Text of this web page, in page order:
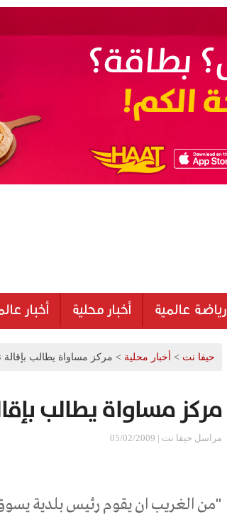
رياضة عالمية أخبار محلية أخبار
حيفا نت > أخبار محلية > مركز مساواة يطالب بإقالة
مركز مساواة يطالب
مراسل حيفا نت | 05/02/2009
"من الغريب ان يقوم رئيس بلدية